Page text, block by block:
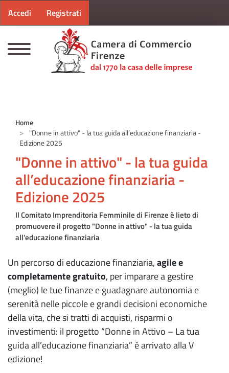
Menu profilo utente
Accedi Registrati
Home
"Donne in attivo" - la tua guida all’educazione finanziaria -
Edizione 2025
"Donne in attivo" - la tua guida
all’educazione finanziaria -
Edizione 2025
Il Comitato Imprenditoria Femminile di Firenze è lieto di
promuovere il progetto "Donne in attivo" - la tua guida
all'educazione finanziaria
Un percorso di educazione finanziaria,agile e
completamente gratuito, per imparare a gestire
(meglio) le tue finanze e guadagnare autonomia e
serenità nelle piccole e grandi decisioni economiche
della vita, che si tratti di acquisti, risparmi o
investimenti: il progetto “Donne in Attivo – La tua
guida all’educazione finanziaria” è arrivato alla V
edizione!